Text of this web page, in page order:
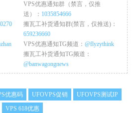
VPS优惠通知群（禁言，仅推
送）： 1035854666
搬瓦工补货通知群(禁言，仅推送)：
659236660
VPS优惠通知TG频道： @flyzythink
搬瓦工补货通知TG频道：
@banwagongnews
优惠码 UFOVPS促销
UFOVPS测试IP
VPS 618优惠